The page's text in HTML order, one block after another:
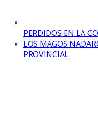
PERDIDOS EN LA
LOS MAGOS
PROVINCIAL